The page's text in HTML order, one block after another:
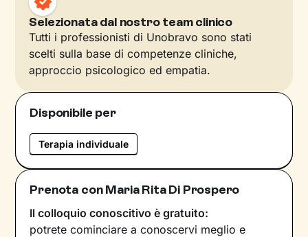
Selezionata dal nostro team clinico
Tutti i professionisti di Unobravo sono stati
scelti sulla base di competenze cliniche,
approccio psicologico ed empatia.
Disponibile per
Terapia individuale
Prenota con Maria Rita Di Prospero
Il colloquio conoscitivo è gratuito:
potrete cominciare a conoscervi meglio e